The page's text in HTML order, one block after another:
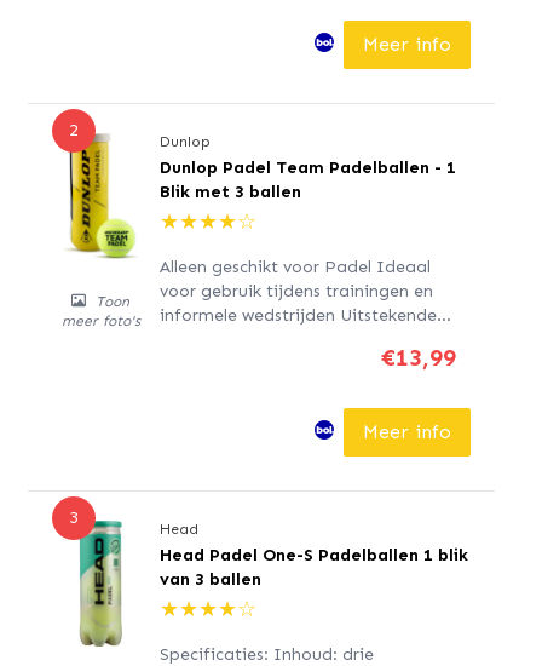
Meer info
2
Toon
meer foto's
Dunlop
Dunlop Padel Team Padelballen - 1
Blik met 3 ballen
★★★★☆
Alleen geschikt voor Padel Ideaal
voor gebruik tijdens trainingen en
informele wedstrijden Uitstekende
de hoogwaardige kwaliteit van de vilt
snelheid en de stuithoogte perfect
Inhoud: 1 blik met 3 padel ballen
Artikelnummer: 601385
€13,99
Meer info
3
Head
Head Padel One-S Padelballen 1 blik
van 3 ballen
★★★★☆
Specificaties: Inhoud: drie